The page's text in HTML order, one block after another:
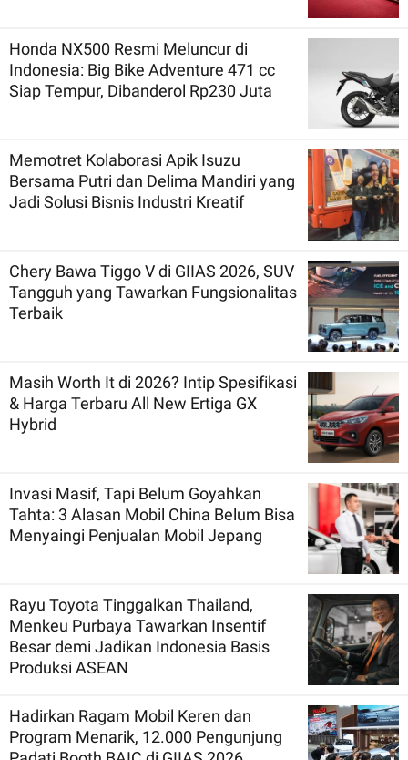
Honda NX500 Resmi Meluncur di
Indonesia: Big Bike Adventure 471 cc
Siap Tempur, Dibanderol Rp230 Juta
Memotret Kolaborasi Apik Isuzu
Bersama Putri dan Delima Mandiri yang
Jadi Solusi Bisnis Industri Kreatif
Chery Bawa Tiggo V di GIIAS 2026, SUV
Tangguh yang Tawarkan Fungsionalitas
Terbaik
Masih Worth It di 2026? Intip Spesifikasi
& Harga Terbaru All New Ertiga GX
Hybrid
Invasi Masif, Tapi Belum Goyahkan
Tahta: 3 Alasan Mobil China Belum Bisa
Menyaingi Penjualan Mobil Jepang
Rayu Toyota Tinggalkan Thailand,
Menkeu Purbaya Tawarkan Insentif
Besar demi Jadikan Indonesia Basis
Produksi ASEAN
Hadirkan Ragam Mobil Keren dan
Program Menarik, 12.000 Pengunjung